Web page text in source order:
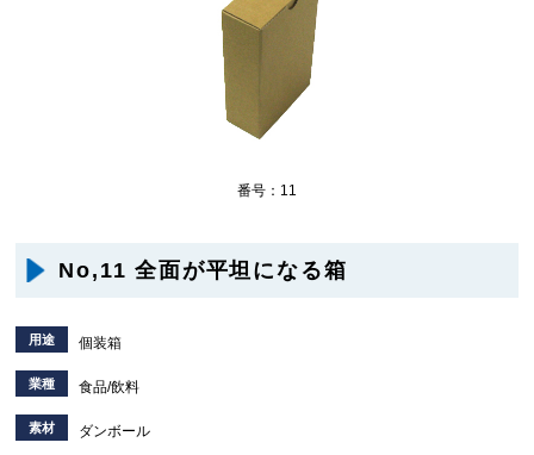
番号：11
No,11 全面が平坦になる箱
用途 個装箱
業種 食品/飲料
素材 ダンボール